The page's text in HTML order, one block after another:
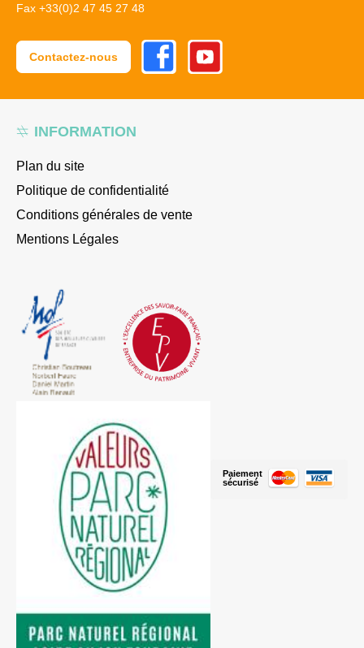
INFORMATION
Plan du site
Politique de confidentialité
Conditions générales de vente
Mentions Légales
Fax +33(0)2 47 45 27 48
Paiement
sécurisé
Contactez-nous
FacebookYoutube